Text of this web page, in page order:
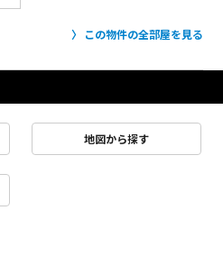
この物件の全部屋を見る
地図から探す